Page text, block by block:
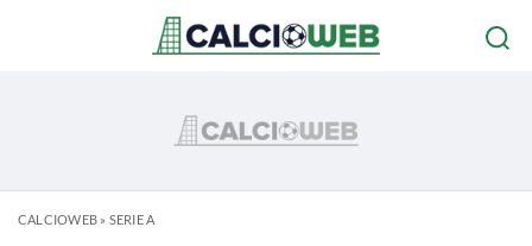
CALCIOWEB» SERIE A